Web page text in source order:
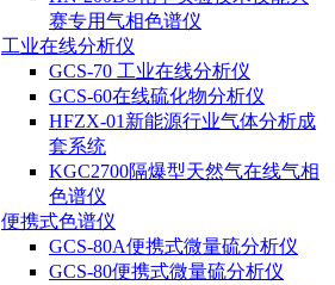
赛专用气相色谱仪
工业在线分析仪
GCS-70 工业在线分析仪
GCS-60在线硫化物分析仪
HFZX-01新能源行业气体分析成
套系统
KGC2700隔爆型天然气在线气相
色谱仪
便携式色谱仪
GCS-80A便携式微量硫分析仪
GCS-80便携式微量硫分析仪